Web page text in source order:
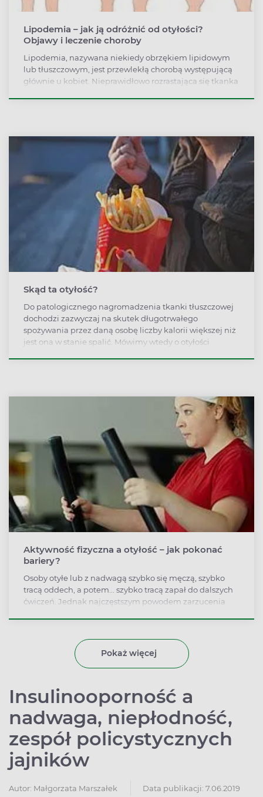
Lipodemia – jak ją odróżnić od otyłości?
Objawy i leczenie choroby
Lipodemia, nazywana niekiedy obrzękiem lipidowym
lub tłuszczowym, jest przewlekłą chorobą występującą
głównie u kobiet. Nieprawidłowo rozrastająca się tkanka
Skąd ta otyłość?
Do patologicznego nagromadzenia tkanki tłuszczowej
dochodzi zazwyczaj na skutek długotrwałego
spożywania przez daną osobę liczby kalorii większej niż
jest ona w stanie spalić. Mówimy wtedy o otyłości
Aktywność fizyczna a otyłość – jak pokonać
bariery?
Osoby otyłe lub z nadwagą szybko się męczą, szybko
tracą oddech, a potem... szybko tracą zapał do dalszych
ćwiczeń. Jednak najczęstszym powodem zarzucenia
Pokaż więcej
Insulinooporność a
nadwaga, niepłodność,
zespół policystycznych
jajników
Autor: Małgorzata Marszałek Data publikacji: 7.06.2019